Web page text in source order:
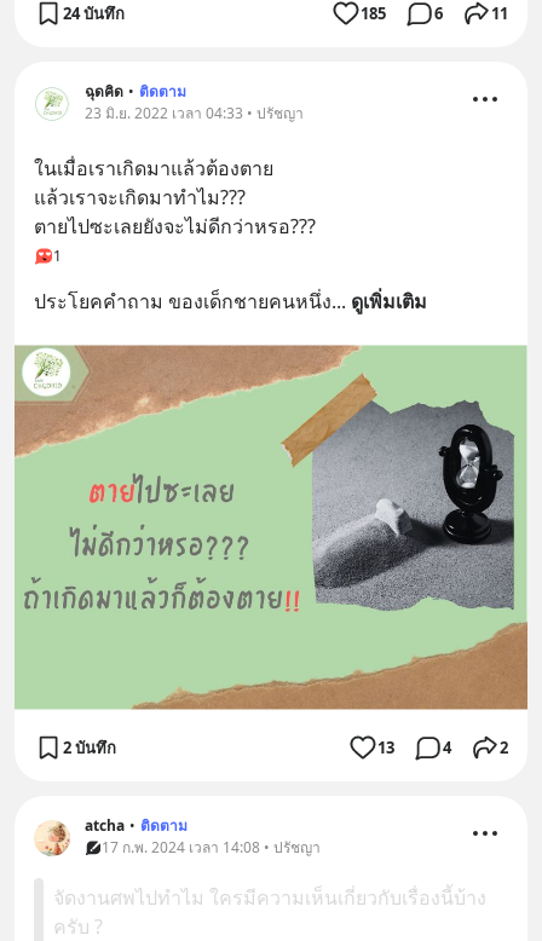
24 บันทึก 185 6 11
ฉุดคิด • ติดตาม
23 มิ.ย. 2022 เวลา 04:33 • ปรัชญา
ในเมื่อเราเกิดมาแล้วต้องตาย
แล้วเราจะเกิดมาทำไม???
ตายไปซะเลยยังจะไม่ดีกว่าหรอ???
1
ประโยคคำถาม ของเด็กชายคนหนึ่ง... ดูเพิ่มเติม
2 บันทึก 13 4 2
atcha • ติดตาม
17 ก.พ. 2024 เวลา 14:08 • ปรัชญา
จัดงานศพไปทำไม ใครมีความเห็นเกี่ยวกับเรื่องนี้บ้าง
ครับ ?